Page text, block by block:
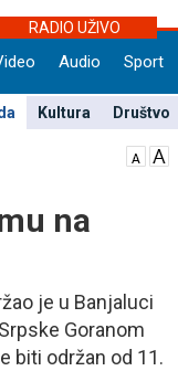
RADIO UŽIVO
Audio Sport
Kultura Društvo
na
je u Banjaluci
Goranom
biti održan od 11.